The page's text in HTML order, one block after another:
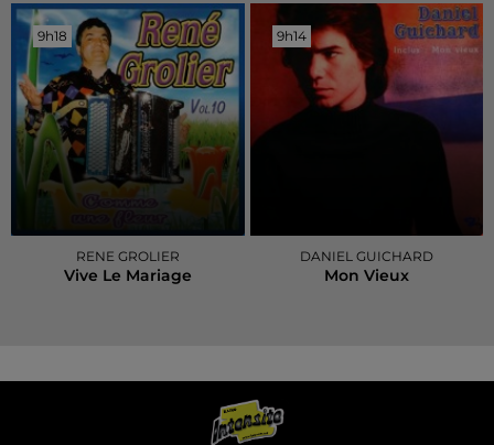
9h18
9h18
RENE GROLIER
Vive Le Mariage
9h14
9h14
DANIEL GUICHARD
Mon Vieux